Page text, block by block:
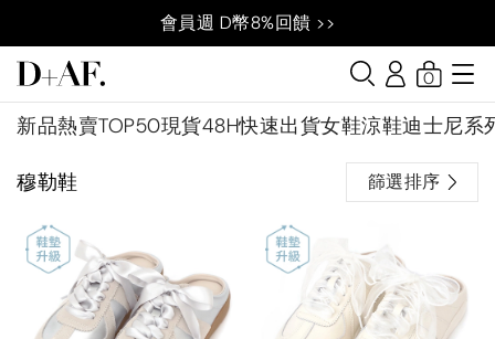
會員週 D幣8%回饋 >>
新品熱賣TOP50現貨48H快速出貨女鞋涼鞋迪士尼系
0
穆勒鞋 篩選排序